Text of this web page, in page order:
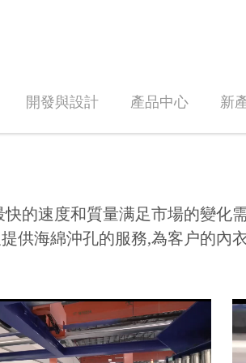
開發與設計 產品中心 新
的速度和質量满足市場的變化
供海綿沖孔的服務,為客户的內